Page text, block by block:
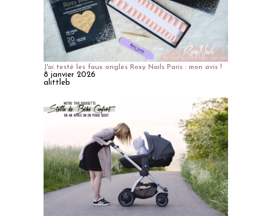
J'ai testé les faux ongles Roxy Nails Paris : mon avis !
8 janvier 2026
alittleb